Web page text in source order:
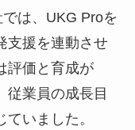
は、UKG Proを
支援を連動させ
評価と育成が
従業員の成長目
いました。